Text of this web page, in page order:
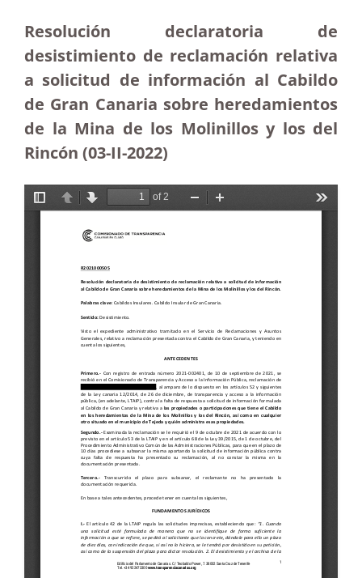
Resolución declaratoria de
desistimiento de reclamación relativa
a solicitud de información al Cabildo
de Gran Canaria sobre heredamientos
de la Mina de los Molinillos y los del
Rincón (03-II-2022)